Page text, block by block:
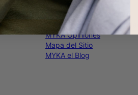
Métodos de pago
Devolución y Cancelación
Declaración de Accesibilidad
MYKA Opiniones
Mapa del Sitio
MYKA el Blog